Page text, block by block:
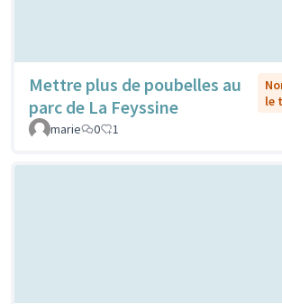
Mettre plus de poubelles au
parc de La Feyssine
le
marie
0 1